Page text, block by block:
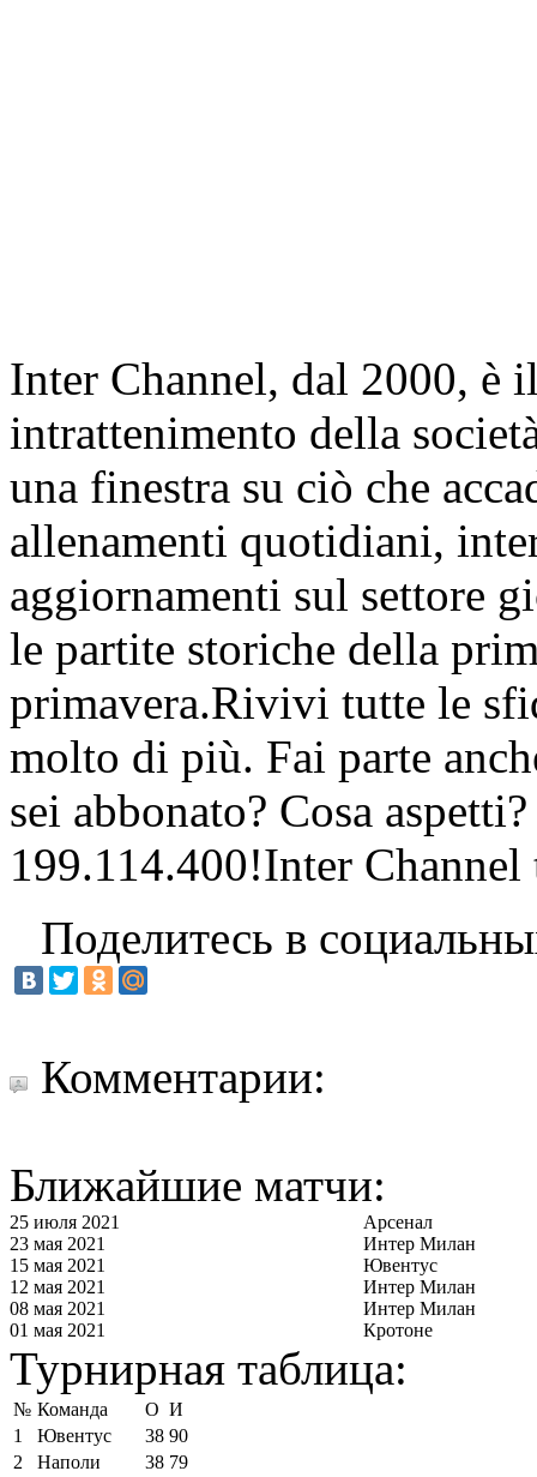
Inter Channel, dal 2000, è
intrattenimento della
una finestra su ciò che
allenamenti quotidiani,
aggiornamenti sul settore
le partite storiche della
primavera.Rivivi tutte le
molto di più. Fai parte
sei abbonato? Cosa
199.114.400!Inter Channel
Поделитесь в
Комментарии:
Ближайшие матчи:
25 июля 2021
Арсенал
23 мая 2021
Интер Милан
15 мая 2021
Ювентус
12 мая 2021
Интер Милан
08 мая 2021
Интер Милан
01 мая 2021
Кротоне
Турнирная таблица:
№ Команда О И
1
Ювентус 38 90
2
Наполи 38 79